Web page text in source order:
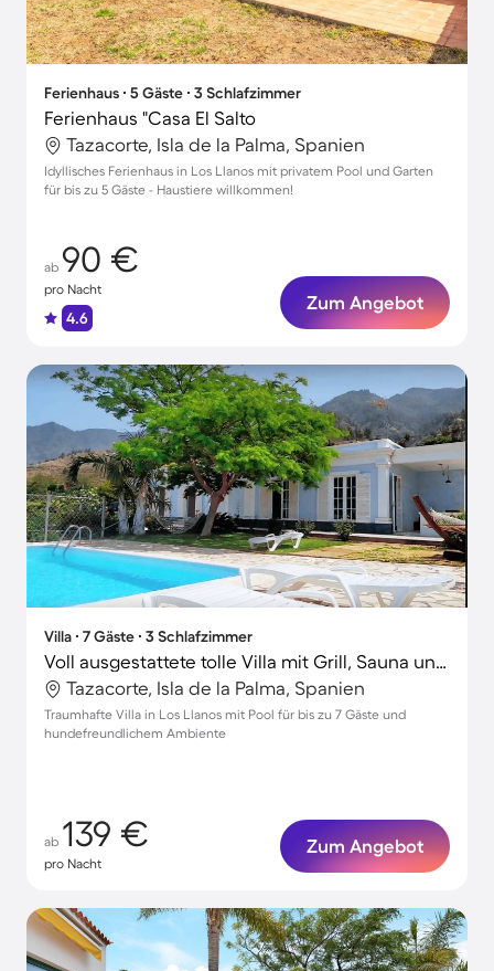
Ferienhaus ∙ 5 Gäste ∙ 3 Schlafzimmer
Ferienhaus "Casa El Salto
Tazacorte, Isla de la Palma, Spanien
Idyllisches Ferienhaus in Los Llanos mit privatem Pool und Garten
für bis zu 5 Gäste - Haustiere willkommen!
ab 90 €
pro Nacht
4.6
Zum Angebot
Villa ∙ 7 Gäste ∙ 3 Schlafzimmer
Voll ausgestattete tolle Villa mit Grill, Sauna und Terrasse | Haustiere erlaubt
Tazacorte, Isla de la Palma, Spanien
Traumhafte Villa in Los Llanos mit Pool für bis zu 7 Gäste und
hundefreundlichem Ambiente
ab 139 €
pro Nacht
Zum Angebot